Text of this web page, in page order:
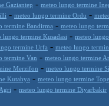
Gaziantep - meteo lungo termine
- meteo lungo termine Ordu -
termine Bandirma - meteo lungo
lungo termine Kusadasi - meteo
termine Urfa - meteo lungo
termine Van - meteo lungo termine
Merzifon - meteo lungo termine
Kutahya - meteo lungo termine
- meteo lungo termine Diyarbakir